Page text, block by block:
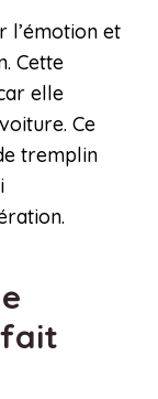
l’émotion et
Cette
elle
Ce
tremplin